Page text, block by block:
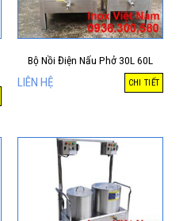
Bộ Nồi Điện Nấu Phở 30L 60L
LIÊN HỆ CHI TIẾT